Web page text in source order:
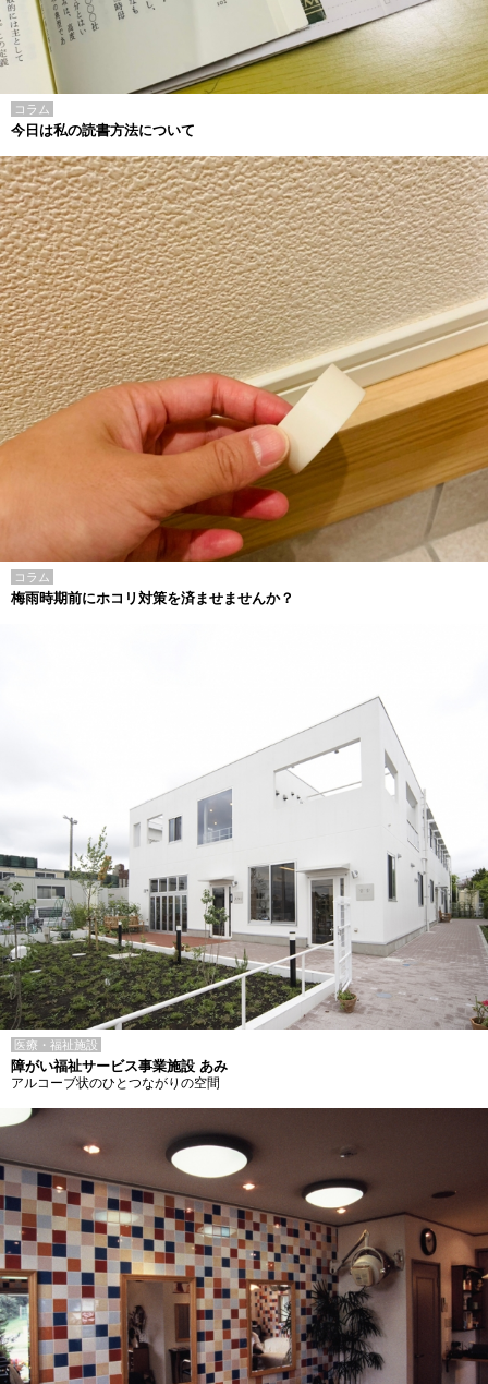
コラム
今日は私の読書方法について
コラム
梅雨時期前にホコリ対策を済ませませんか？
医療・福祉施設
障がい福祉サービス事業施設 あみ
アルコーブ状のひとつながりの空間